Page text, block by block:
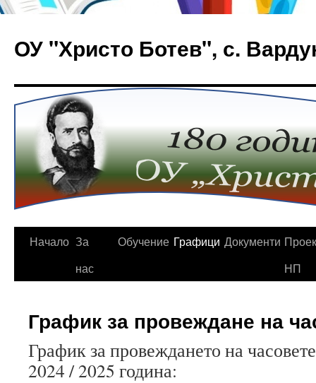
ОУ "Христо Ботев", с.
Начало За
нас
Обучение Графици Документи
НП
График за провеждане на
График за провеждането на
2024 / 2025 година: